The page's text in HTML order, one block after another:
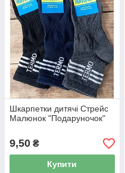
Шкарпетки дитячі Стрейс
Малюнок "Подаруночок"
9,50 ₴
Купити